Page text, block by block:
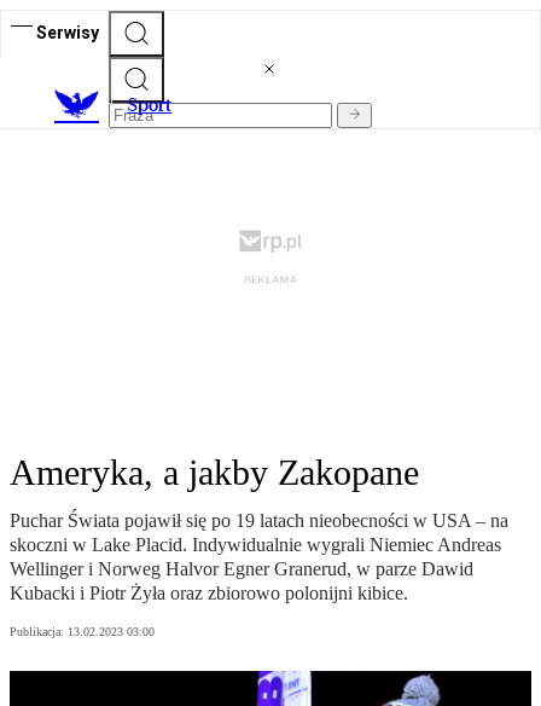
Serwisy
Sport
Ameryka, a jakby Zakopane
Puchar Świata pojawił się po 19 latach nieobecności w USA – na
skoczni w Lake Placid. Indywidualnie wygrali Niemiec Andreas
Wellinger i Norweg Halvor Egner Granerud, w parze Dawid
Kubacki i Piotr Żyła oraz zbiorowo polonijni kibice.
Publikacja: 13.02.2023 03:00